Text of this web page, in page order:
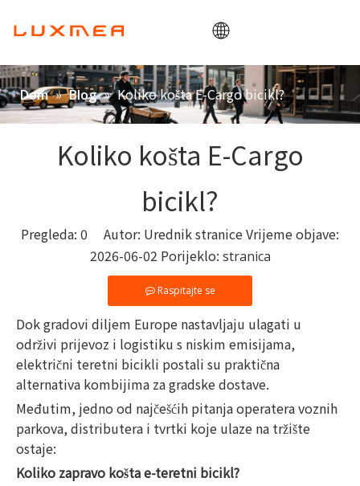
Dom
Tvrtka
Korisnost
Blog
Dom » Blog » Koliko košta E-Cargo bicikl?
Koliko košta E-Cargo
bicikl?
Pregleda: 0 Autor: Urednik stranice Vrijeme objave:
2026-06-02 Porijeklo: stranica
Raspitajte se
Dok gradovi diljem Europe nastavljaju ulagati u
održivi prijevoz i logistiku s niskim emisijama,
električni teretni bicikli postali su praktična
alternativa kombijima za gradske dostave.
Međutim, jedno od najčešćih pitanja operatera voznih
parkova, distributera i tvrtki koje ulaze na tržište
ostaje:
Koliko zapravo košta e-teretni bicikl?